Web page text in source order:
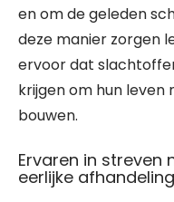
en om de geleden
deze manier zorgen
ervoor dat
krijgen om hun leven
bouwen.
Ervaren in streven
eerlijke